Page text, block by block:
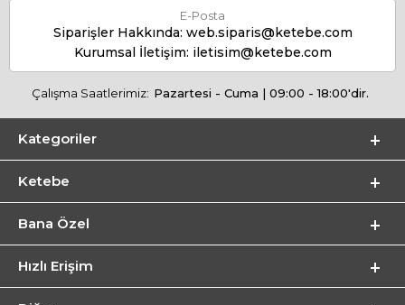
E-Posta
Siparişler Hakkında: web.siparis@ketebe.com
Kurumsal İletişim: iletisim@ketebe.com
Çalışma Saatlerimiz: Pazartesi - Cuma | 09:00 - 18:00'dir.
Kategoriler
Ketebe
Bana Özel
Hızlı Erişim